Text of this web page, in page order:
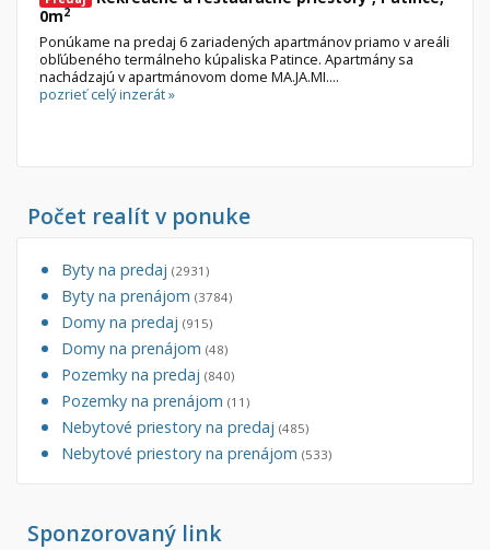
0m2
Ponúkame na predaj 6 zariadených apartmánov priamo v areáli
obľúbeného termálneho kúpaliska Patince. Apartmány sa
nachádzajú v apartmánovom dome MA.JA.MI....
pozrieť celý inzerát »
Počet realít v ponuke
Byty na predaj (2931)
Byty na prenájom (3784)
Domy na predaj (915)
Domy na prenájom (48)
Pozemky na predaj (840)
Pozemky na prenájom (11)
Nebytové priestory na predaj (485)
Nebytové priestory na prenájom (533)
Sponzorovaný link